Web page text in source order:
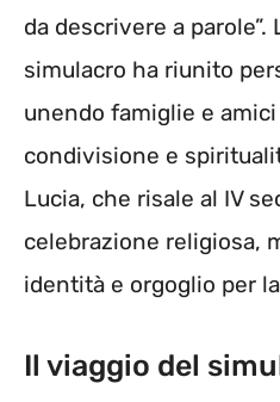
da descrivere a parole”.
simulacro ha riunito
unendo famiglie e
condivisione e
Lucia, che risale al IV
celebrazione religiosa,
identità e orgoglio per
Il viaggio del